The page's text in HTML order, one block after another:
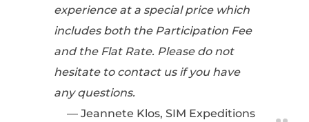
experience at a special price which
includes both the Participation Fee
and the Flat Rate. Please do not
hesitate to contact us if you have
any questions.
Jeannete Klos, SIM Expeditions